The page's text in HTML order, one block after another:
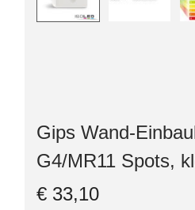
Gips Wand-
G4/MR11 Spots,
€ 33,10